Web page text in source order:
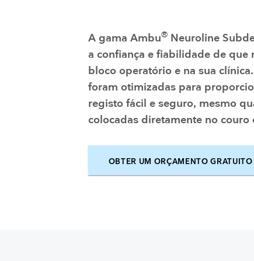
A gama Ambu® Neuroline
a confiança e fiabilidade de que
bloco operatório e na sua
foram otimizadas para
registo fácil e seguro, mesmo
colocadas diretamente no couro
OBTER UM ORÇAMENTO GRATUITO